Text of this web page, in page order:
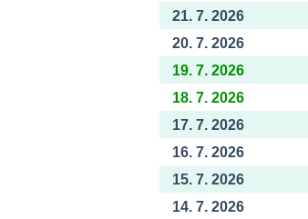
21. 7. 2026
20. 7. 2026
19. 7. 2026
18. 7. 2026
17. 7. 2026
16. 7. 2026
15. 7. 2026
14. 7. 2026